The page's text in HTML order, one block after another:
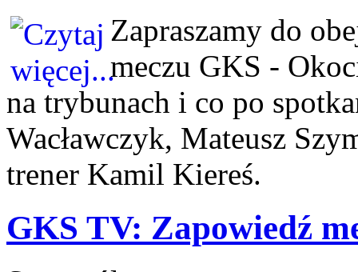
Zapraszamy do
meczu GKS -
na trybunach i co po
Wacławczyk, Mateusz
trener Kamil Kiereś.
GKS TV: Zapowiedź